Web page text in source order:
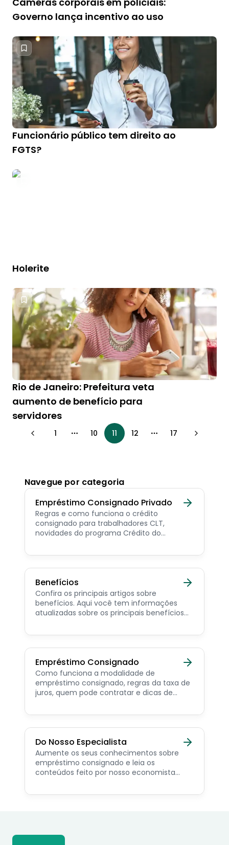
Governo lança incentivo ao uso
Funcionário público tem direito ao
FGTS?
Holerite
Rio de Janeiro: Prefeitura veta
aumento de benefício para
servidores
1 More pages
10 11 12 More pages
17
Navegue por categoria
Empréstimo Consignado Privado
Regras e como funciona o crédito
consignado para trabalhadores CLT,
novidades do programa Crédito do
consignado privado.
Benefícios
Confira os principais artigos sobre
benefícios. Aqui você tem informações
atualizadas sobre os principais benefícios
pensionista e beneficiários de programas
Empréstimo Consignado
Como funciona a modalidade de
empréstimo consignado, regras da taxa de
juros, quem pode contratar e dicas de
Do Nosso Especialista
Aumente os seus conhecimentos sobre
empréstimo consignado e leia os
conteúdos feito por nosso economista